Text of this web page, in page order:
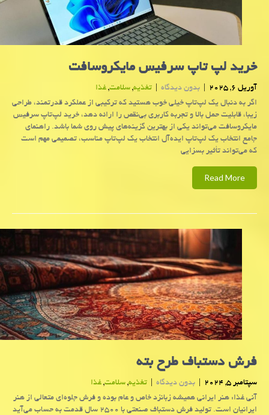
خرید لپ تاپ سرفیس مایکروسافت
آوریل 6, 2025 | بدون دیدگاه | تغذیه,سلامت,غذا
اگر به دنبال یک لپ‌تاپ خیلی خوب هستید که ترکیبی از عملکرد قدرتمند، طراحی
زیبا، قابلیت حمل بالا و تجربه کاربری بی‌نقص را ارائه دهد، خرید لپ‌تاپ سرفیس
مایکروسافت می‌تواند یکی از بهترین گزینه‌های پیش روی شما باشد. راهنمای
جامع انتخاب یک لپ‌تاپ ایده‌آل انتخاب یک لپ‌تاپ مناسب، تصمیمی مهم است
که می‌تواند تأثیر بسزایی
Read More
فرش دستباف طرح بته
سپتامبر 5, 2024 | بدون دیدگاه | تغذیه,سلامت,غذا
آنی غذا: هنر ایرانی همیشه زبانزد خاص و عام بوده و فرش جلوه‌ای متعالی از هنر
ایرانیان است. تولید فرش دستباف صنعتی با ۲۵۰۰ سال قدمت به حساب می‌آید